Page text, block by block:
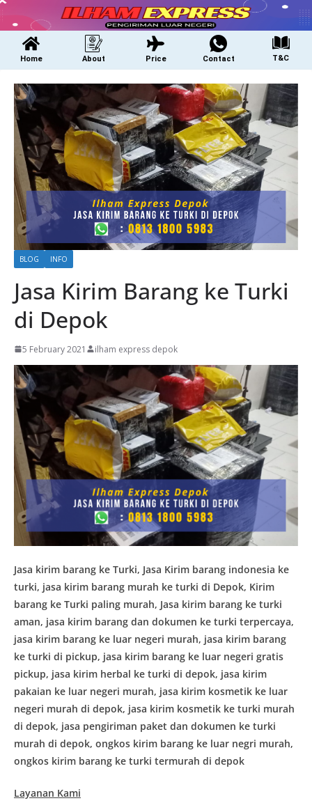
T&C
Contact
Price
About
Home
BLOG INFO
Jasa Kirim Barang ke Turki
di Depok
5 February 2021 ilham express depok
Jasa kirim barang ke Turki, Jasa Kirim barang indonesia ke
turki, jasa kirim barang murah ke turki di Depok, Kirim
barang ke Turki paling murah, Jasa kirim barang ke turki
aman, jasa kirim barang dan dokumen ke turki terpercaya,
jasa kirim barang ke luar negeri murah, jasa kirim barang
ke turki di pickup, jasa kirim barang ke luar negeri gratis
pickup, jasa kirim herbal ke turki di depok, jasa kirim
pakaian ke luar negeri murah, jasa kirim kosmetik ke luar
negeri murah di depok, jasa kirim kosmetik ke turki murah
di depok, jasa pengiriman paket dan dokumen ke turki
murah di depok, ongkos kirim barang ke luar negri murah,
ongkos kirim barang ke turki termurah di depok
Layanan Kami